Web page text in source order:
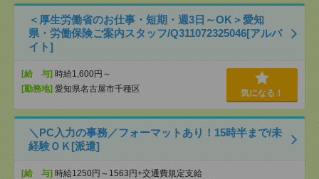
＜厚生労働省のお仕事・短期・週3日～OK＞愛知
県・労働保険ご案内スタッフ/Q311072325046[アルバ
イト]
[給 与] 時給1,600円～
[勤務地] 愛知県名古屋市千種区 気になる！
＼PC入力の事務／フォーマットあり！15時半まで/未
経験ＯＫ[派遣]
[給 与] 時給1250円～1563円+交通費規定支給